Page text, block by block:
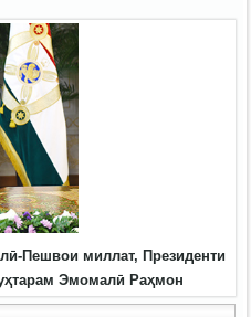
Пешвои миллат, Президенти
Эмомалӣ Раҳмон